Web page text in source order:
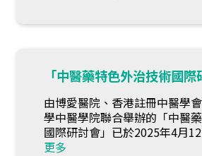
「中醫藥特色外治技術國際
由博愛醫院、香港註冊中醫學
學中醫學院聯合舉辦的「中醫
國際研討會」已於2025年4月
更多